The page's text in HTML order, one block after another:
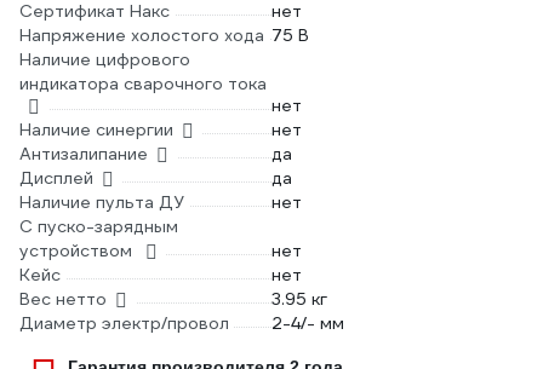
Сертификат Накс
нет
Напряжение холостого хода 75 В
Наличие цифрового
индикатора сварочного тока
нет
Наличие синергии
нет
Антизалипание
да
Дисплей
да
Наличие пульта ДУ
нет
С пуско-зарядным
устройством
нет
Кейс
нет
Вес нетто
3.95 кг
Диаметр электр/провол
2-4/- мм